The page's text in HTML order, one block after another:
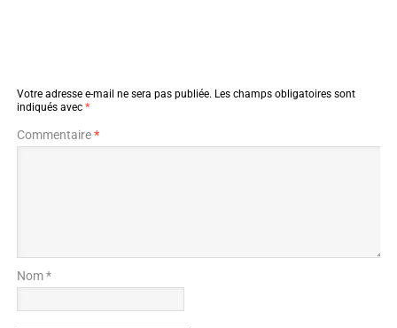
Votre adresse e-mail ne sera pas publiée. Les champs obligatoires sont
indiqués avec *
Commentaire*
Nom *